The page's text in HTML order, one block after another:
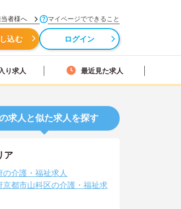
者様へ マイページでできること
込む ログイン
り求人 最近見た求人
求人と似た求人を探す
ア
の介護・福祉求人
京都市山科区の介護・福祉求